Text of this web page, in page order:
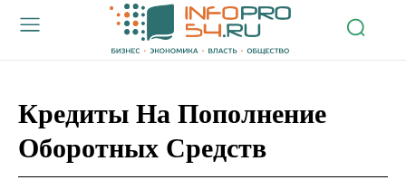
Кредиты На Пополнение
Оборотных Средств